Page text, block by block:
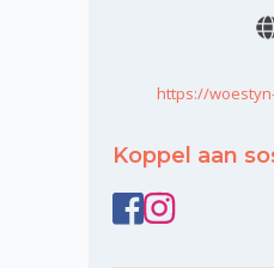
https://
Koppel aan